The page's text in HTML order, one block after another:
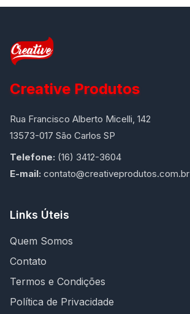
Creative Produtos
Rua Francisco Alberto Micelli, 142
13573-017 São Carlos SP
Telefone: (16) 3412-3604
E-mail: contato@creativeprodutos.com.br
Links Úteis
Quem Somos
Contato
Termos e Condições
Política de Privacidade